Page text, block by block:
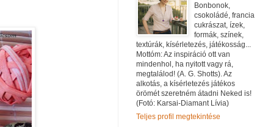
Bonbonok,
csokoládé, francia
cukrászat, ízek,
formák, színek,
textúrák, kísérletezés, játékosság...
Mottóm: Az inspiráció ott van
mindenhol, ha nyitott vagy rá,
megtalálod! (A. G. Shotts). Az
alkotás, a kísérletezés játékos
örömét szeretném átadni Neked is!
(Fotó: Karsai-Diamant Lívia)
Teljes profil megtekintése